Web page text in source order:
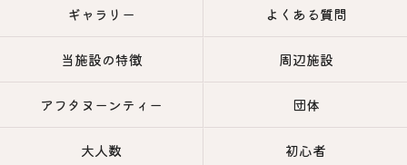
ギャラリー よくある質問
当施設の特徴 周辺施設
アフタヌーンティー 団体
大人数 初心者